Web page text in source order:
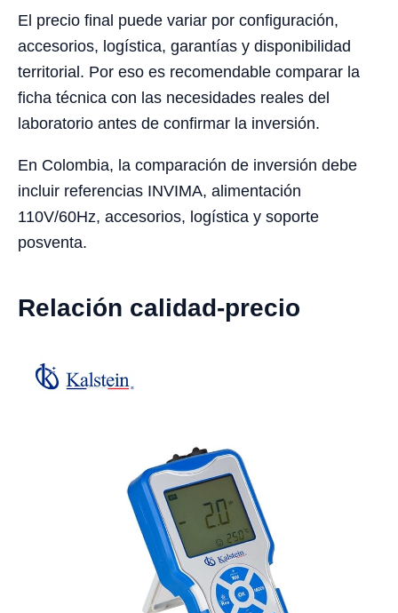
El precio final puede variar por configuración,
accesorios, logística, garantías y disponibilidad
territorial. Por eso es recomendable comparar la
ficha técnica con las necesidades reales del
laboratorio antes de confirmar la inversión.
En Colombia, la comparación de inversión debe
incluir referencias INVIMA, alimentación
110V/60Hz, accesorios, logística y soporte
posventa.
Relación calidad-precio